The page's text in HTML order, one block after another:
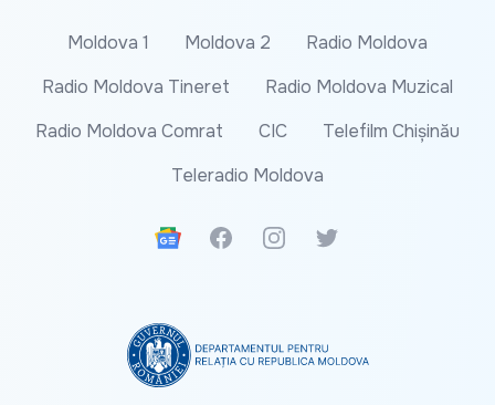
Moldova 1 Moldova 2
Radio Moldova
Radio Moldova Tineret
Radio Moldova Muzical
Radio Moldova Comrat
CIC
Telefilm Chișinău
Teleradio Moldova
Google News
FacebookInstagramTwitter